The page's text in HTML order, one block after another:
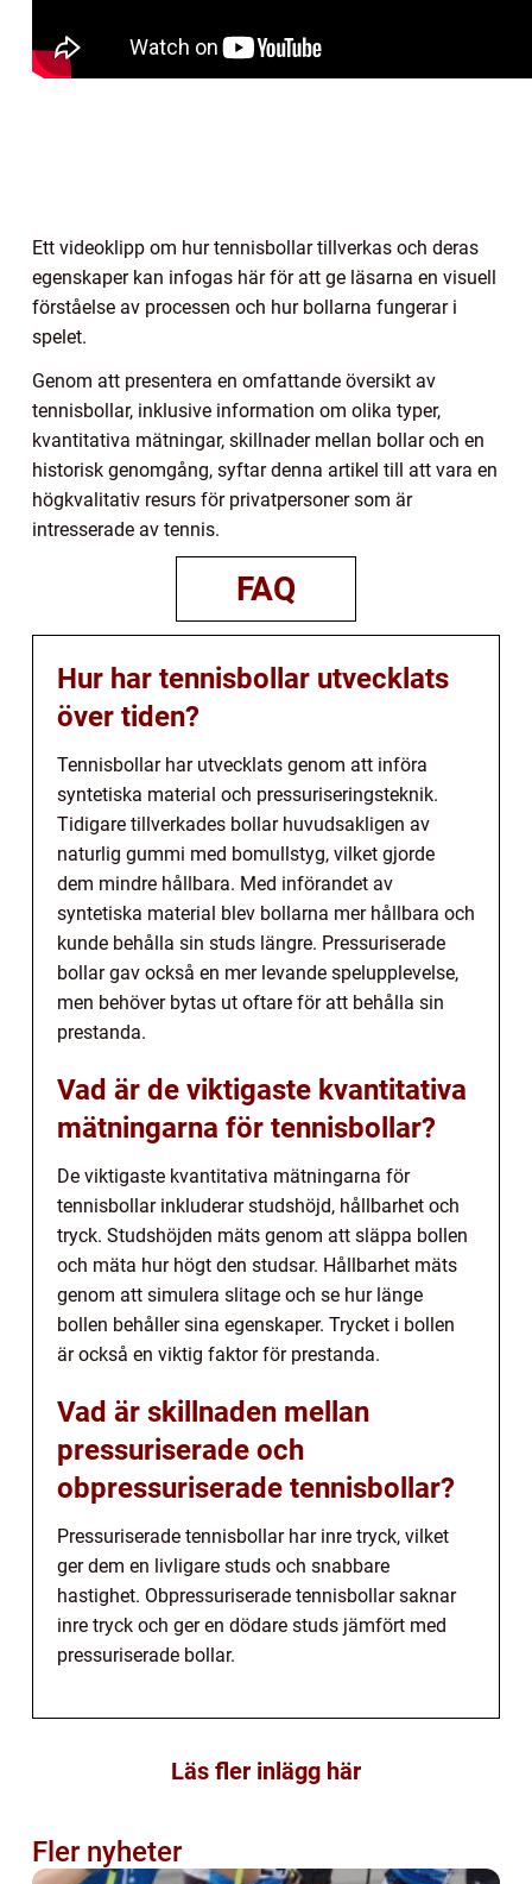
Ett videoklipp om hur tennisbollar tillverkas och deras
egenskaper kan infogas här för att ge läsarna en visuell
förståelse av processen och hur bollarna fungerar i
spelet.
Genom att presentera en omfattande översikt av
tennisbollar, inklusive information om olika typer,
kvantitativa mätningar, skillnader mellan bollar och en
historisk genomgång, syftar denna artikel till att vara en
högkvalitativ resurs för privatpersoner som är
intresserade av tennis.
FAQ
Hur har tennisbollar utvecklats
över tiden?
Tennisbollar har utvecklats genom att införa
syntetiska material och pressuriseringsteknik.
Tidigare tillverkades bollar huvudsakligen av
naturlig gummi med bomullstyg, vilket gjorde
dem mindre hållbara. Med införandet av
syntetiska material blev bollarna mer hållbara och
kunde behålla sin studs längre. Pressuriserade
bollar gav också en mer levande spelupplevelse,
men behöver bytas ut oftare för att behålla sin
prestanda.
Vad är de viktigaste kvantitativa
mätningarna för tennisbollar?
De viktigaste kvantitativa mätningarna för
tennisbollar inkluderar studshöjd, hållbarhet och
tryck. Studshöjden mäts genom att släppa bollen
och mäta hur högt den studsar. Hållbarhet mäts
genom att simulera slitage och se hur länge
bollen behåller sina egenskaper. Trycket i bollen
är också en viktig faktor för prestanda.
Vad är skillnaden mellan
pressuriserade och
obpressuriserade tennisbollar?
Pressuriserade tennisbollar har inre tryck, vilket
ger dem en livligare studs och snabbare
hastighet. Obpressuriserade tennisbollar saknar
inre tryck och ger en dödare studs jämfört med
pressuriserade bollar.
Läs fler inlägg här
Fler nyheter